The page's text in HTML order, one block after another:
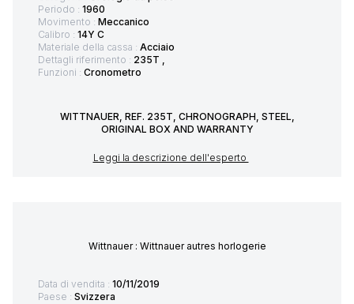
Periodo : 1960
Movimento : Meccanico
Calibro : 14Y C
Materiale della cassa : Acciaio
Dettagli riferimento : 235T ,
Funzioni : Cronometro
WITTNAUER, REF. 235T, CHRONOGRAPH, STEEL,
ORIGINAL BOX AND WARRANTY
Leggi la descrizione dell'esperto
Wittnauer : Wittnauer autres horlogerie
Data di vendita : 10/11/2019
Paese : Svizzera